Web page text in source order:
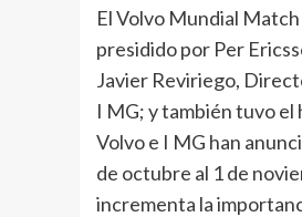
El Volvo Mundial
presidido por Per
Javier Reviriego,
I MG; y también tuvo el
Volvo e I MG han
de octubre al 1 de
incrementa la